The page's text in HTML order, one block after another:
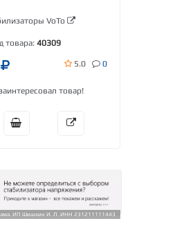
VoTo
товара: 40309
5.0 0
товар!
ИП Шишкин И. Л. ИНН 231211111443